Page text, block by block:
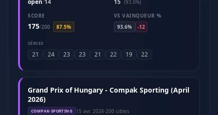
open/14 15 (93.0%)
SCORE
175/200 87.5%
VS VAINQUEUR %
93.6%
-12
SÉRIES
21 24 23 23 21 22 19 22
Grand Prix of Hungary - Compak Sporting (April
2026)
COMPAK-SPORTING 15 avr. 2026·200 cibles